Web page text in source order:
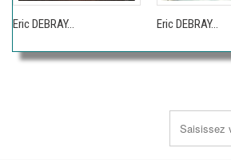
Eric DEBRAY... Eric DEBRAY...